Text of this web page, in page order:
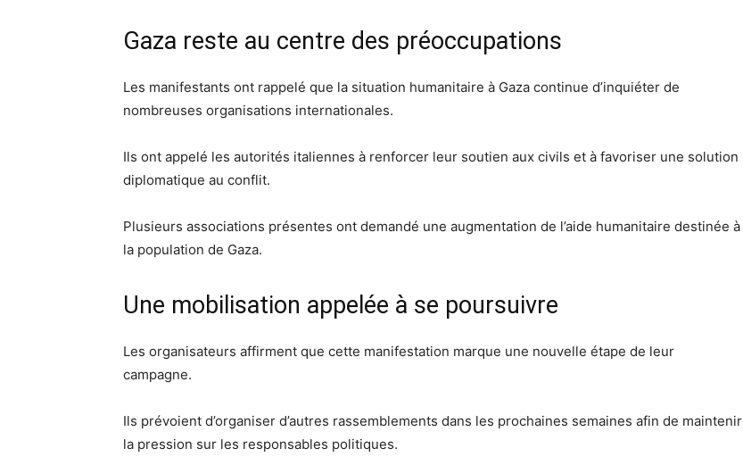
Gaza reste au centre des préoccupations
Les manifestants ont rappelé que la situation humanitaire à Gaza continue d’inquiéter de
nombreuses organisations internationales.
Ils ont appelé les autorités italiennes à renforcer leur soutien aux civils et à favoriser une solution
diplomatique au conflit.
Plusieurs associations présentes ont demandé une augmentation de l’aide humanitaire destinée à
la population de Gaza.
Une mobilisation appelée à se poursuivre
Les organisateurs affirment que cette manifestation marque une nouvelle étape de leur
campagne.
Ils prévoient d’organiser d’autres rassemblements dans les prochaines semaines afin de maintenir
la pression sur les responsables politiques.